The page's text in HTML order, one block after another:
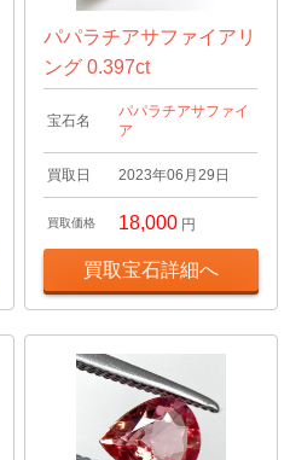
パパラチアサファイアリ
ング 0.397ct
宝石名
パパラチアサファイ
ア
買取日 2023年06月29日
買取価格 18,000 円
買取宝石詳細へ